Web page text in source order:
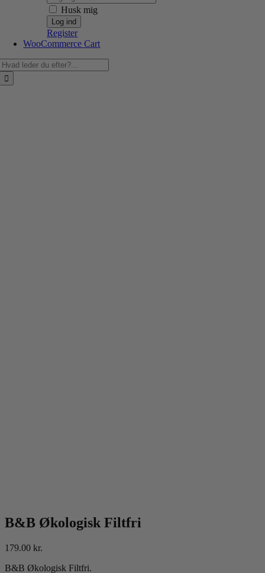
Husk mig
Register
WooCommerce Cart
B&B Økologisk Filtfri
179.00 kr.
B&B Økologisk Filtfri.